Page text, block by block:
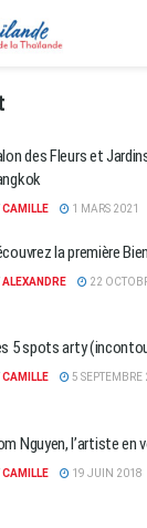
des Fleurs et
CAMILLE 1 MARS 2021
la première
ALEXANDRE 22
5 spots arty
CAMILLE 5 SEPTEMBRE
Nguyen, l’artiste en
CAMILLE 19 JUIN 2018